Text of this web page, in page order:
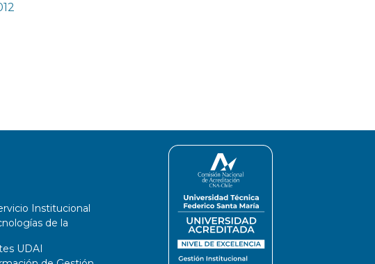
Institucional
de la
UDAI